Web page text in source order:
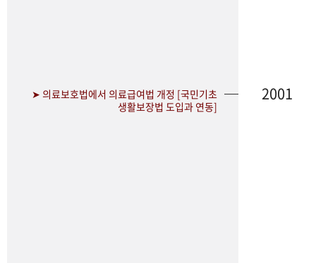
➤ 의료보호법에서 의료급여법 개정 [국민기초
생활보장법 도입과 연동]
2001